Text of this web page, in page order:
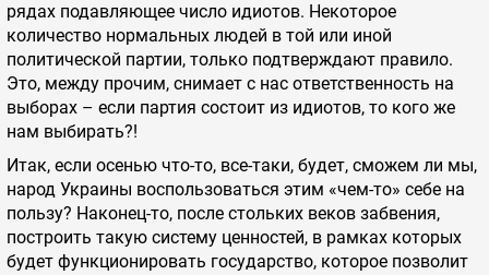
рядах подавляющее число идиотов. Некоторое
количество нормальных людей в той или иной
политической партии, только подтверждают правило.
Это, между прочим, снимает с нас ответственность на
выборах – если партия состоит из идиотов, то кого же
нам выбирать?!
Итак, если осенью что-то, все-таки, будет, сможем ли мы,
народ Украины воспользоваться этим «чем-то» себе на
пользу? Наконец-то, после стольких веков забвения,
построить такую систему ценностей, в рамках которых
будет функционировать государство, которое позволит